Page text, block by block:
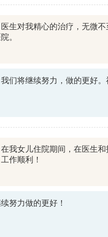
生对我精心的治疗，无微
。
们将继续努力，做的更好。
我女儿住院期间，在医生
作顺利！
努力做的更好！